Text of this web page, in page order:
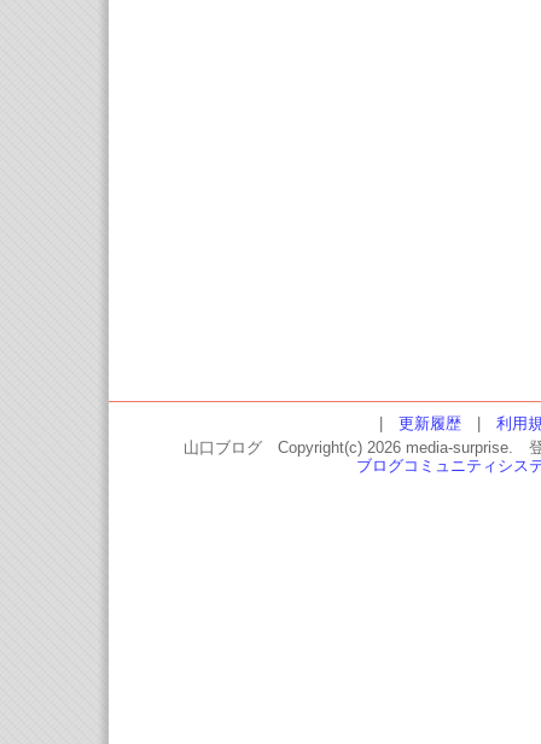
更新履歴| 利用
山口ブログ Copyright(c) 2026 media-surprise.
ブログコミュニティシ